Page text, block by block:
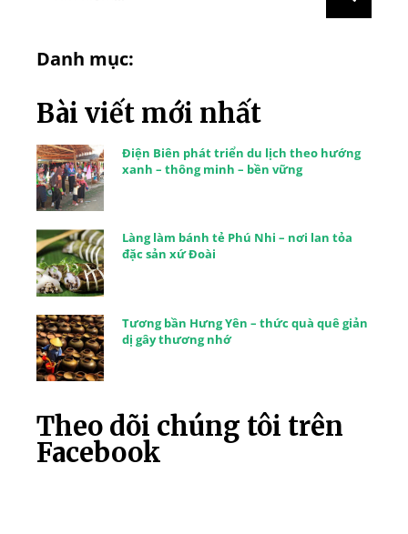
Danh mục:
Bài viết mới nhất
Điện Biên phát triển du lịch theo hướng
xanh – thông minh – bền vững
Làng làm bánh tẻ Phú Nhi – nơi lan tỏa
đặc sản xứ Đoài
Tương bần Hưng Yên – thức quà quê giản
dị gây thương nhớ
Theo dõi chúng tôi trên
Facebook